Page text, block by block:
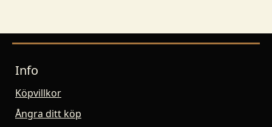
Info
Köpvillkor
Ångra ditt köp